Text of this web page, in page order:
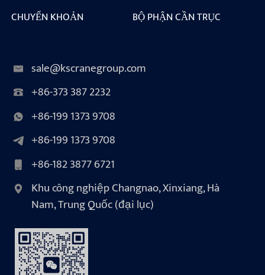
CHUYỂN KHOẢN
BỘ PHẬN CẦN TRỤC
sale@kscranegroup.com
+86-373 387 2232
+86-199 1373 9708
+86-199 1373 9708
+86-182 3877 6721
Khu công nghiệp Changnao, Xinxiang, Hà
Nam, Trung Quốc (đại lục)